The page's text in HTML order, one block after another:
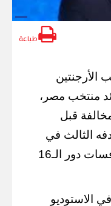
طباعة
الأرجنتين
منتخب مصر،
قبل
الثالث في
مواجهة الفريقين ضمن منافسات دور الـ16
الاستوديو